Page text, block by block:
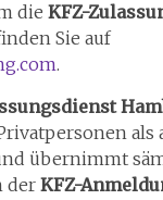
die KFZ-
Sie auf
.
als
übernimmt
der KFZ-